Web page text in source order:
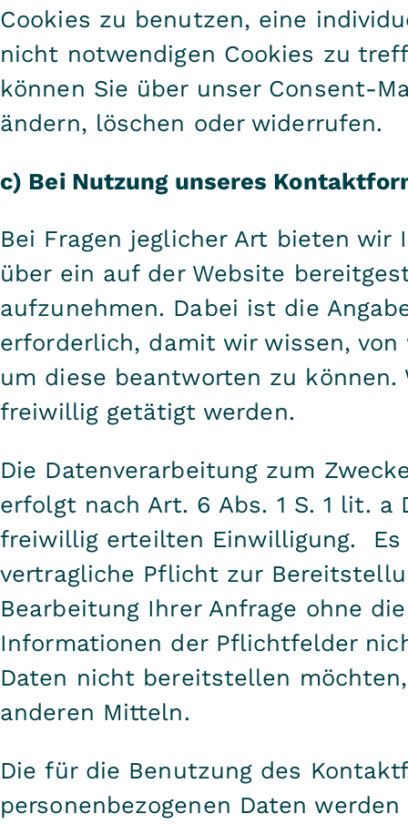
Cookies zu benutzen, eine
nicht notwendigen Cookies zu
können Sie über unser Consent-
ändern, löschen oder widerrufen.
c) Bei Nutzung unseres
Bei Fragen jeglicher Art bieten
über ein auf der Website
aufzunehmen. Dabei ist die
erforderlich, damit wir wissen,
um diese beantworten zu können.
freiwillig getätigt werden.
Die Datenverarbeitung zum
erfolgt nach Art. 6 Abs. 1 S. 1 lit. a
freiwillig erteilten Einwilligung.
vertragliche Pflicht zur
Bearbeitung Ihrer Anfrage ohne
Informationen der Pflichtfelder
Daten nicht bereitstellen
anderen Mitteln.
Die für die Benutzung des
personenbezogenen Daten